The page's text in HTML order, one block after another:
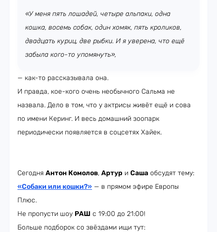
«У меня пять лошадей, четыре альпаки, одна
кошка, восемь собак, один хомяк, пять кроликов,
двадцать куриц, две рыбки. И я уверена, что ещё
забыла кого-то упомянуть»,
— как-то рассказывала она.
И правда, кое-кого очень необычного Сальма не
назвала. Дело в том, что у актрисы живёт ещё и сова
по имени Керинг. И весь домашний зоопарк
периодически появляется в соцсетях Хайек.
Сегодня Антон Комолов, Артур и Саша обсудят тему:
«Собаки или кошки?» — в прямом эфире Европы
Плюс.
Не пропусти шоу РАШ с 19:00 до 21:00!
Больше подборок со звёздами ищи тут: